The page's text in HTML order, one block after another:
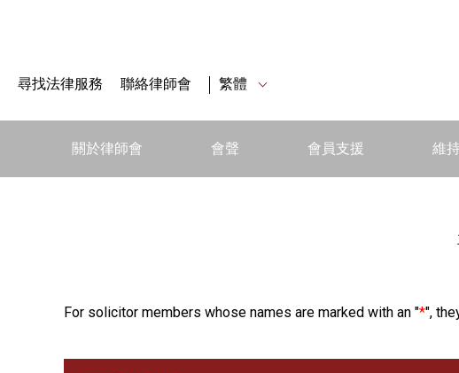
尋找法律服務 聯絡律師會 繁體
關於律師會 會聲 會員支援 維
For solicitor members whose names are marked with an "*",